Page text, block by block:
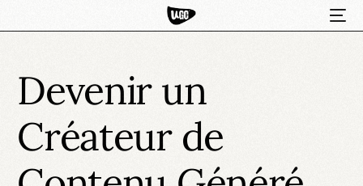
Devenir un
Créateur de